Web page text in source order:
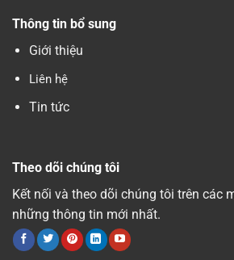
Thông tin bổ sung
Giới thiệu
Liên hệ
Tin tức
Theo dõi chúng tôi
Kết nối và theo dõi chúng tôi trên các
những thông tin mới nhất.